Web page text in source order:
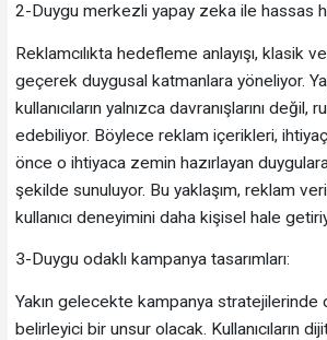
2-Duygu merkezli yapay zeka ile hassas
Reklamcılıkta hedefleme anlayışı, klasik
geçerek duygusal katmanlara yöneliyor.
kullanıcıların yalnızca davranışlarını değil,
edebiliyor. Böylece reklam içerikleri,
önce o ihtiyaca zemin hazırlayan
şekilde sunuluyor. Bu yaklaşım, reklam
kullanıcı deneyimini daha kişisel hale
3-Duygu odaklı kampanya tasarımları:
Yakın gelecekte kampanya stratejilerinde
belirleyici bir unsur olacak. Kullanıcıların